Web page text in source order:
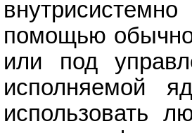
помощью
или под
исполняемой
использовать